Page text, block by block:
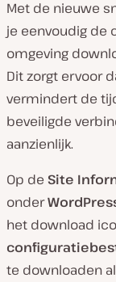
Met de nieuwe
je eenvoudig de
omgeving
Dit zorgt ervoor
vermindert de
beveiligde
aanzienlijk.
Op de Site
onder
het download
te downloaden